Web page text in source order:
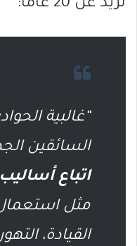
تزيد عن 20 عامًا:
“غالبية
السائقين
اتباع
مثل استعمال
القيادة،